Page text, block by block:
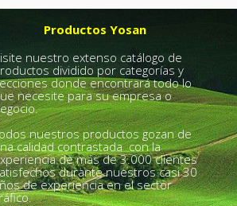
Productos Yosan
nuestro extenso catálogo de
dividido por categorías y
donde encontrará todo lo
necesite para su empresa o
nuestros productos gozan de
calidad contrastada con la
de más de 3.000 clientes
durante nuestros casi 30
de experiencia en el sector